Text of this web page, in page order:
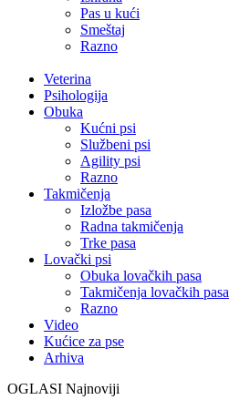
Pas u kući
Smeštaj
Razno
Veterina
Psihologija
Obuka
Kućni psi
Službeni psi
Agility psi
Razno
Takmičenja
Izložbe pasa
Radna takmičenja
Trke pasa
Lovački psi
Obuka lovačkih pasa
Takmičenja lovačkih pasa
Razno
Video
Kućice za pse
Arhiva
OGLASI Najnoviji